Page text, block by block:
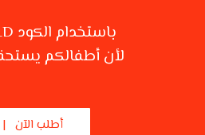
باستخدام الكود BESTCHILD
لأن أطفالكم
أطلب الآن |